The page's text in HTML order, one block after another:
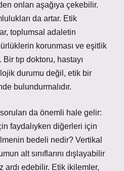
onları aşağıya çekebilir.
da artar. Etik
toplumsal adaletin
korunması ve eşitlik
tıp doktoru, hastayı
durumu değil, etik bir
bulundurmalıdır.
da önemli hale gelir:
faydalıyken diğerleri için
bedeli nedir? Vertikal
alt sınıflarını dışlayabilir
ardı edebilir. Etik ikilemler,